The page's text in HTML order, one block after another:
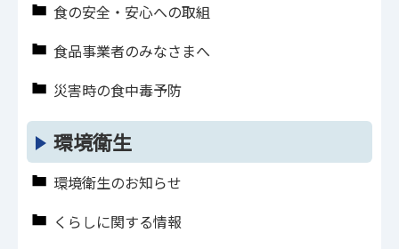
食の安全・安心への取組
食品事業者のみなさまへ
災害時の食中毒予防
環境衛生
環境衛生のお知らせ
くらしに関する情報